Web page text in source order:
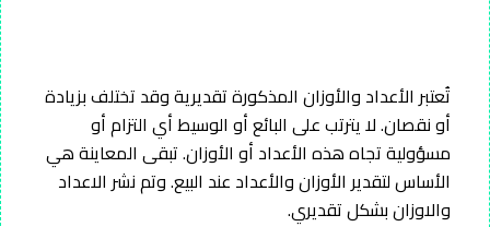
تُعتبر الأعداد والأوزان المذكورة تقديرية وقد تختلف بزيادة
أو نقصان. لا يترتب على البائع أو الوسيط أي التزام أو
مسؤولية تجاه هذه الأعداد أو الأوزان. تبقى المعاينة هي
الأساس لتقدير الأوزان والأعداد عند البيع. وتم نشر الاعداد
والاوزان بشكل تقديري.